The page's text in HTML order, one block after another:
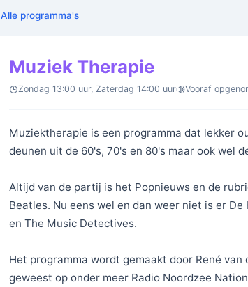
Alle programma's
Muziek Therapie
Zondag 13:00 uur, Zaterdag 14:00 uur Vooraf
Muziektherapie is een programma dat lekker
deunen uit de 60's, 70's en 80's maar ook wel
Altijd van de partij is het Popnieuws en de
Beatles. Nu eens wel en dan weer niet is er
en The Music Detectives.
Het programma wordt gemaakt door René
geweest op onder meer Radio Noordzee